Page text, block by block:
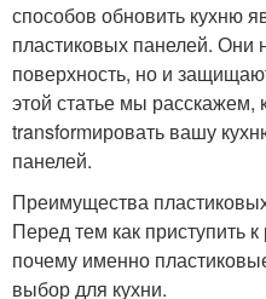
способов обновить кухню
пластиковых панелей. Они
поверхность, но и
этой статье мы расскажем,
transformировать вашу
панелей.
Преимущества
Перед тем как приступить
почему именно
выбор для кухни.